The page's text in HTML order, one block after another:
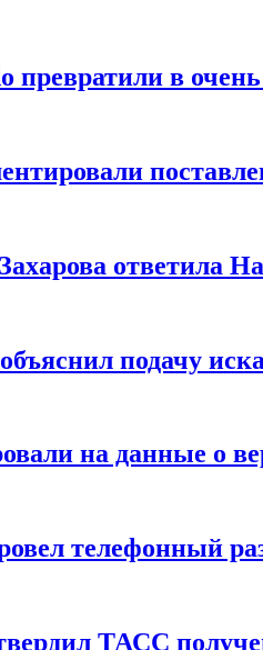
в очень
ответила
подачу
на данные о
телефонный
ТАСС